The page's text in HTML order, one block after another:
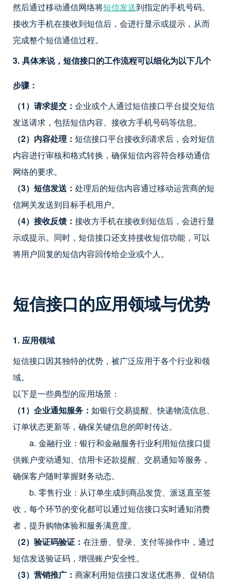
然后通过移动通信网络将短信发送到指定的手机号码。
接收方手机在接收到短信后，会进行显示或提示，从而
完成整个短信通信过程。
3. 具体来说，短信接口的工作流程可以细化为以下几个
步骤：
（1）请求提交： 企业或个人通过短信接口平台提交短信
发送请求，包括短信内容、接收方手机号码等信息。
（2）内容处理： 短信接口平台接收到请求后，会对短信
内容进行审核和格式转换，确保短信内容符合移动通信
网络的要求。
（3）短信发送： 处理后的短信内容通过移动运营商的短
信网关发送到目标手机用户。
（4）接收反馈： 接收方手机在接收到短信后，会进行显
示或提示。同时，短信接口还支持接收短信功能，可以
将用户回复的短信内容回传给企业或个人。
短信接口的应用领域与优势
1. 应用领域
短信接口因其独特的优势，被广泛应用于各个行业和领
域。
以下是一些典型的应用场景：
（1）企业通知服务： 如银行交易提醒、快递物流信息、
订单状态更新等，确保关键信息的即时传达。
a. 金融行业：银行和金融服务行业利用短信接口提
供账户变动通知、信用卡还款提醒、交易通知等服务，
确保客户随时掌握财务动态。
b. 零售行业：从订单生成到商品发货、派送直至签
收，每个环节的变化都可以通过短信接口实时通知消费
者，提升购物体验和服务满意度。
（2）验证码验证： 在注册、登录、支付等操作中，通过
短信发送验证码，增强账户安全性。
（3）营销推广： 商家利用短信接口发送优惠券、促销信